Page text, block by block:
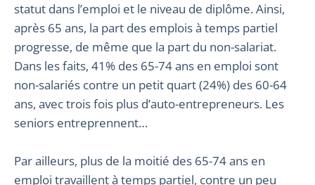
statut dans l’emploi et le niveau de diplôme. Ainsi,
après 65 ans, la part des emplois à temps partiel
progresse, de même que la part du non-salariat.
Dans les faits, 41% des 65-74 ans en emploi sont
non-salariés contre un petit quart (24%) des 60-64
ans, avec trois fois plus d’auto-entrepreneurs. Les
seniors entreprennent…
Par ailleurs, plus de la moitié des 65-74 ans en
emploi travaillent à temps partiel, contre un peu